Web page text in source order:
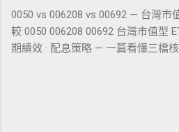
平台。 🇹🇼 台灣最
利 MAX 交易所支援
入金最方便。千萬別
高 60% 手續費折抵
AquaFeb 線上運動
資訊結帳成功 魚中
Foodpanda 線上
Steam 線上 KKday
0050 vs 006208 vs 00692 — 台灣市
較 0050 006208 00692 台灣市值型
期績效 · 配息策略 — 一篇看懂三檔
現比較 配息與殖利率 核心差異分